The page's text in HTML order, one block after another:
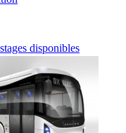
disponibles
des stages
pédagogiques
FRANCE